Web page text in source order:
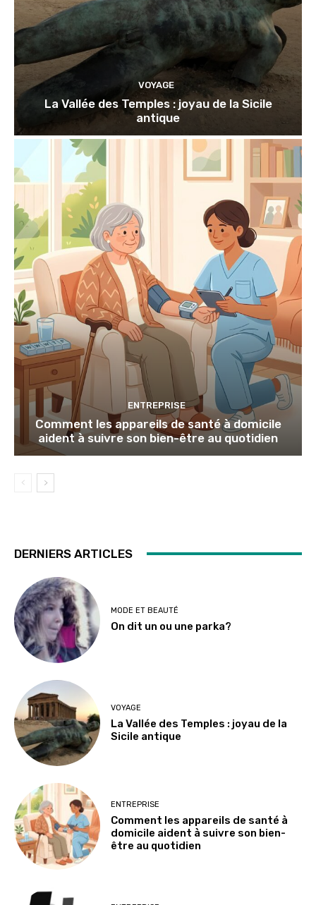
VOYAGE
La Vallée des Temples : joyau de la Sicile
antique
ENTREPRISE
Comment les appareils de santé à domicile
aident à suivre son bien-être au quotidien
DERNIERS ARTICLES
MODE ET BEAUTÉ
On dit un ou une parka?
VOYAGE
La Vallée des Temples : joyau de la
Sicile antique
ENTREPRISE
Comment les appareils de santé à
domicile aident à suivre son bien-
être au quotidien